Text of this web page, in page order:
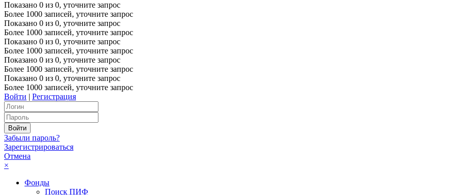
Показано 0 из 0, уточните запрос
Более 1000 записей, уточните запрос
Показано 0 из 0, уточните запрос
Более 1000 записей, уточните запрос
Показано 0 из 0, уточните запрос
Более 1000 записей, уточните запрос
Показано 0 из 0, уточните запрос
Более 1000 записей, уточните запрос
Показано 0 из 0, уточните запрос
Более 1000 записей, уточните запрос
Войти | Регистрация
Забыли пароль?
Зарегистрироваться
Отмена
×
Фонды
Поиск ПИФ